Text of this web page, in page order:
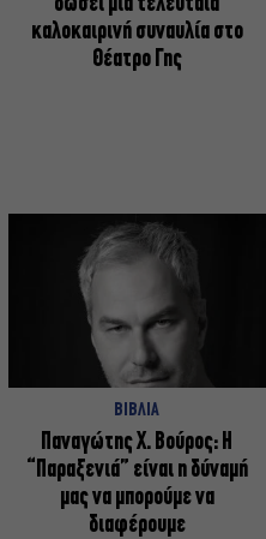
καλοκαιρινή συναυλία στο
Θέατρο Γης
ΒΙΒΛΙΑ
Παναγώτης Χ. Βούρος: Η
“Παραξενιά” είναι η δύναμή
μας να μπορούμε να
διαφέρουμε